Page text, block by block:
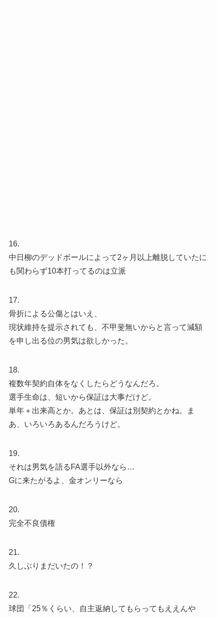
16.
中日柳のデッドボールによって2ヶ月以上離脱していたに
も関わらず10本打ってるのは立派
17.
骨折による公傷とはいえ、
現状維持を提示されても、不甲斐無いからと言って減額
を申し出る位の男気は欲しかった。
18.
複数年契約自体をなくしたらどうなんだろ。
選手生命は、短いから保証は大事だけど。
単年＋出来高とか。あとは、保証は別契約とかね。ま
あ、いろいろあるんだろうけど。
19.
それは男気を語るFA選手以外なら…
Gに来たがるよ、金オンリーなら
20.
完全不良債権
21.
久しぶりまだいたの！？
22.
球団「25％くらい、自主返納してもらってもええんや